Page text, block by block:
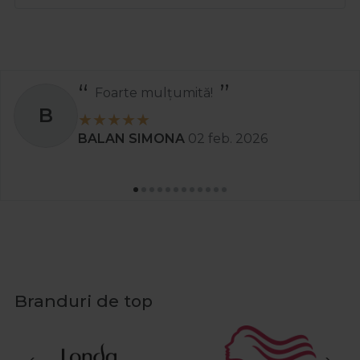
S
Recomand
Stanciu Aura Andreea
Branduri de top